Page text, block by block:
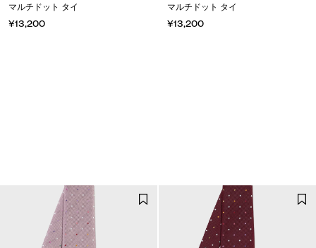
マルチドット タイ
¥13,200
マルチドット タイ
¥13,200